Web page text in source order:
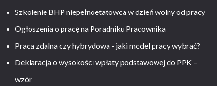
Szkolenie BHP niepełnoetatowca w dzień wolny od pracy
Ogłoszenia o pracę na Poradniku Pracownika
Praca zdalna czy hybrydowa - jaki model pracy wybrać?
Deklaracja o wysokości wpłaty podstawowej do PPK –
wzór